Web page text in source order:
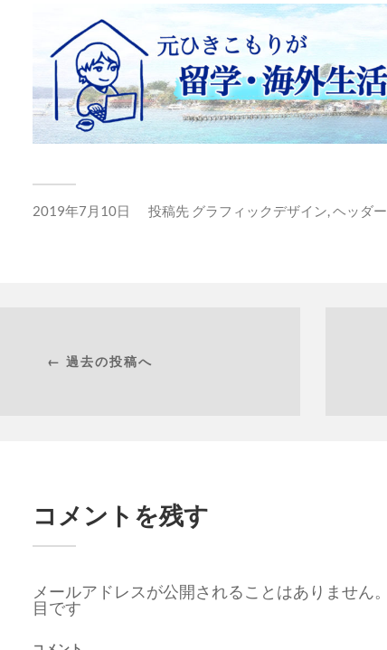
2019年7月10日 投稿先 グラフィックデザイン,ヘッダー
← 過去の投稿へ
コメントを残す
メールアドレスが公開されることはありません。
目です